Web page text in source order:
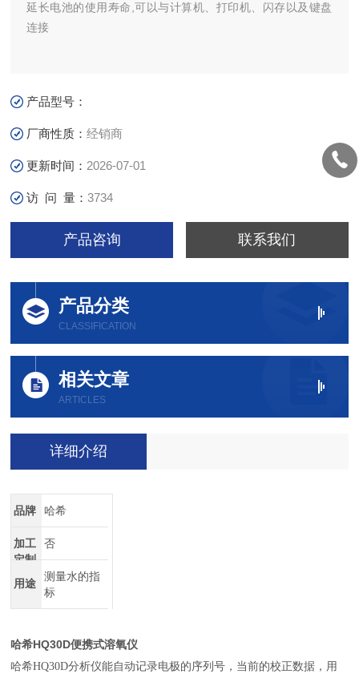
延长电池的使用寿命,可以与计算机、打印机、闪存以及键盘
连接
产品型号：
厂商性质：经销商
更新时间： 2026-07-01
访 问 量：3734
产品咨询 联系我们
产品分类
CLASSIFICATION
相关文章
ARTICLES
详细介绍
品牌 哈希
加工
定制
否
用途
测量水的指
标
哈希HQ30D便携式溶氧仪
哈希HQ30D分析仪能自动记录电极的序列号，当前的校正数据，用